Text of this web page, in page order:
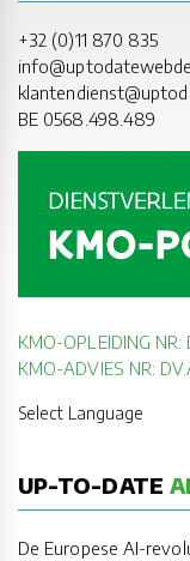
+32 (0)11 870 835
BE 0568.498.489
KMO-OPLEIDING NR:
KMO-ADVIES NR:
Select Language
UP-TO-DATE AI
De Europese AI-